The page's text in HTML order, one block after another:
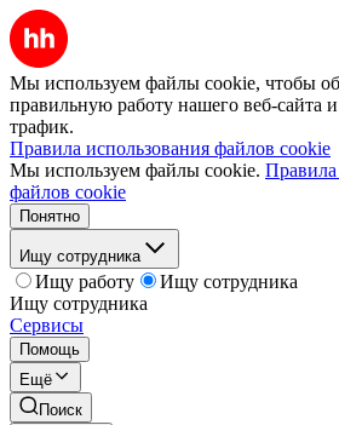
Мы используем файлы cookie, чтобы
правильную работу нашего веб-сайта и
трафик.
Правила использования файлов cookie
Мы используем файлы cookie. Правила
файлов cookie
Понятно
Ищу сотрудника
Ищу работу
Ищу сотрудника
Ищу сотрудника
Сервисы
Помощь
Ещё
Поиск